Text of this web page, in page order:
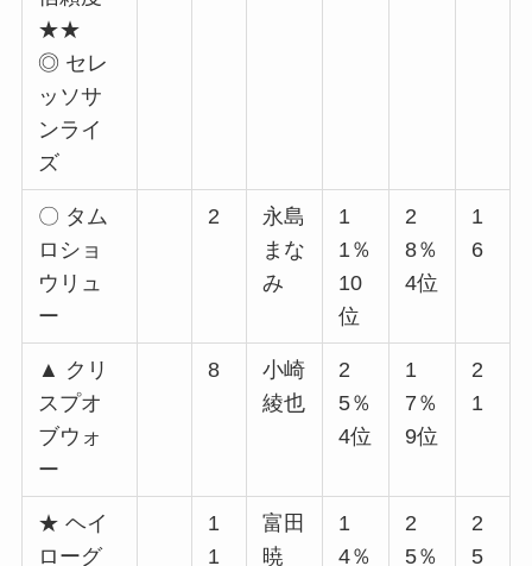
★★
◎ セレ
ッソサ
ンライ
ズ
〇 タム
ロショ
ウリュ
ー
2
永島
まな
み
1
1％
10
位
2
8％
4位
1
6
▲ クリ
スプオ
ブウォ
ー
8
小崎
綾也
2
5％
4位
1
7％
9位
2
1
★ ヘイ
ローグ
1
1
富田
暁
1
4％
2
5％
2
5